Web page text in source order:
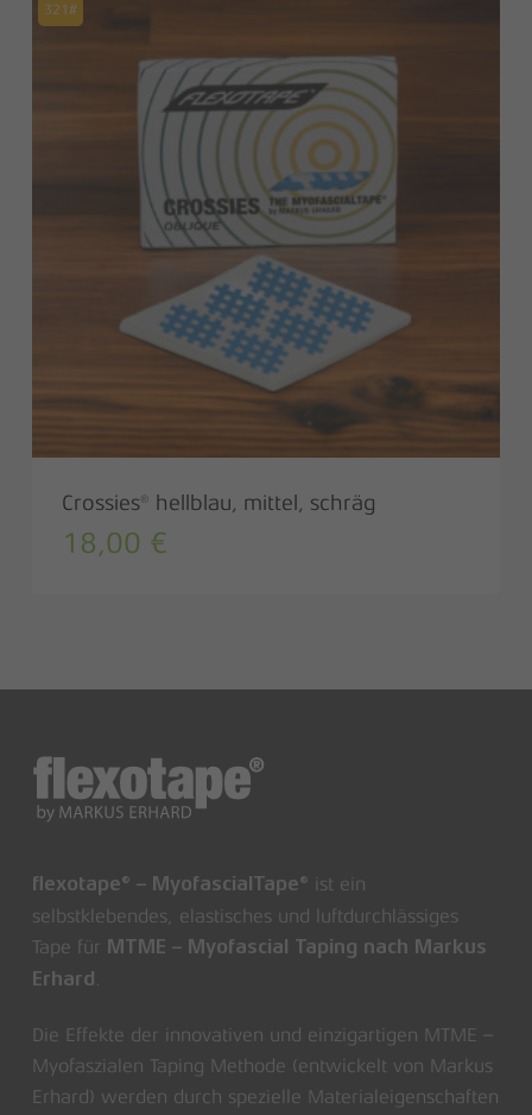
321#
Crossies® hellblau, mittel, schräg
18,00 €
flexotape® – MyofascialTape®
ist ein
selbstklebendes, elastisches und luftdurchlässiges
Tape für
MTME – Myofascial Taping nach Markus
Erhard .
Die Effekte der innovativen und einzigartigen MTME –
Myofaszialen Taping Methode (entwickelt von Markus
Erhard) werden durch spezielle Materialeigenschaften